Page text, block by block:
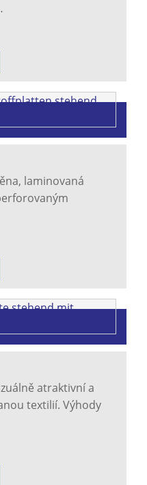
laminovaná
atraktivní a
textilií. Výhody